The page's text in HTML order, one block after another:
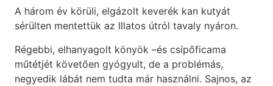
A három év körüli, elgázolt keverék kan kutyát
sérülten mentettük az Illatos útról tavaly nyáron.
Régebbi, elhanyagolt könyök –és csípőficama
műtétjét követően gyógyult, de a problémás,
negyedik lábát nem tudta már használni. Sajnos, az